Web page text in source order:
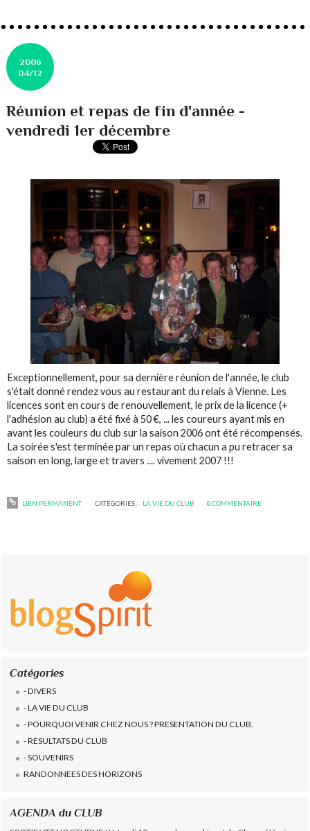
Catégories
- DIVERS
- LA VIE DU CLUB
- POURQUOI VENIR CHEZ NOUS ? PRESENTATION DU CLUB.
- RESULTATS DU CLUB
- SOUVENIRS
RANDONNEES DES HORIZONS
AGENDA du CLUB
2006
04/12
Réunion et repas de fin d'année -
vendredi 1er décembre
Exceptionnellement, pour sa dernière réunion de l'année, le club
s'était donné rendez vous au restaurant du relais à Vienne. Les
licences sont en cours de renouvellement, le prix de la licence (+
l'adhésion au club) a été fixé à 50 €, ... les coureurs ayant mis en
avant les couleurs du club sur la saison 2006 ont été récompensés.
La soirée s'est terminée par un repas où chacun a pu retracer sa
saison en long, large et travers .... vivement 2007 !!!
LIEN PERMANENT CATÉGORIES :- LA VIE DU CLUB 0COMMENTAIRE